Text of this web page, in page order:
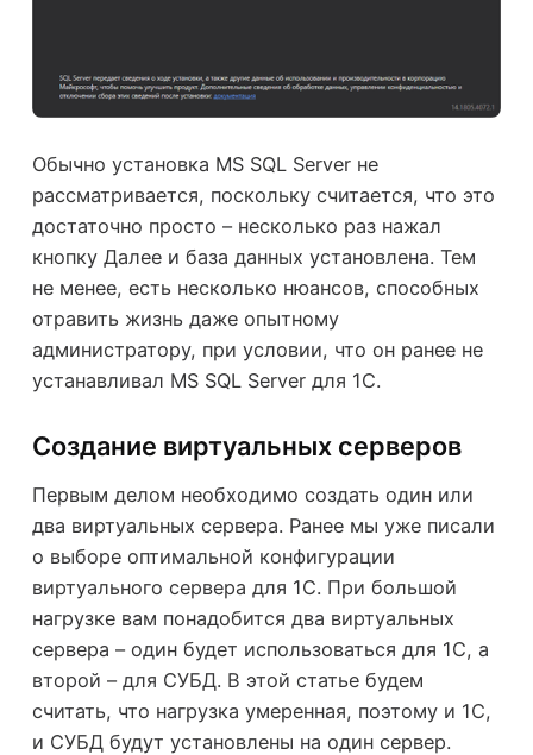
Обычно установка MS SQL Server не
рассматривается, поскольку считается, что это
достаточно просто – несколько раз нажал
кнопку Далее и база данных установлена. Тем
не менее, есть несколько нюансов, способных
отравить жизнь даже опытному
администратору, при условии, что он ранее не
устанавливал MS SQL Server для 1С.
Создание виртуальных серверов
Первым делом необходимо создать один или
два виртуальных сервера. Ранее мы уже писали
о выборе оптимальной конфигурации
виртуального сервера для 1С. При большой
нагрузке вам понадобится два виртуальных
сервера – один будет использоваться для 1С, а
второй – для СУБД. В этой статье будем
считать, что нагрузка умеренная, поэтому и 1С,
и СУБД будут установлены на один сервер.